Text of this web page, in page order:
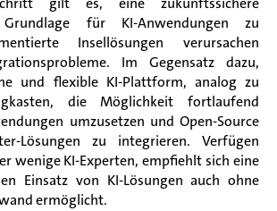
Grundlage für KI-Anwendungen zu
Insellösungen verursachen
Im Gegensatz dazu,
und flexible KI-Plattform, analog zu
die Möglichkeit fortlaufend
umzusetzen und Open-Source
Lösungen zu integrieren. Verfügen
wenige KI-Experten, empfiehlt sich eine
Einsatz von KI-Lösungen auch ohne
ermöglicht.